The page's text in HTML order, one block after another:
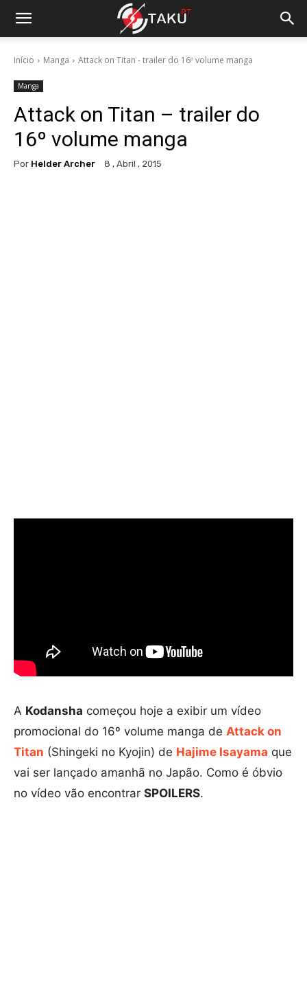
Início Manga Attack on Titan - trailer do 16º volume manga
Manga
Attack on Titan – trailer do
16º volume manga
Por Helder Archer 8 , Abril , 2015
A Kodansha começou hoje a exibir um vídeo
promocional do 16º volume manga de Attack on
Titan (Shingeki no Kyojin) de Hajime Isayama que
vai ser lançado amanhã no Japão. Como é óbvio
no vídeo vão encontrar SPOILERS.